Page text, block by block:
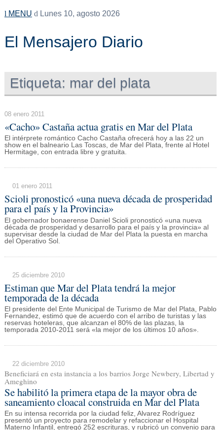
MENU Lunes 10, agosto 2026
El Mensajero Diario
Etiqueta: mar del plata
08 enero 2011
«Cacho» Castaña actua gratis en Mar del Plata
El intérprete romántico Cacho Castaña ofrecerá hoy a las 22 un
show en el balneario Las Toscas, de Mar del Plata, frente al Hotel
Hermitage, con entrada libre y gratuita.
01 enero 2011
Scioli pronosticó «una nueva década de prosperidad
para el país y la Provincia»
El gobernador bonaerense Daniel Scioli pronosticó «una nueva
década de prosperidad y desarrollo para el país y la provincia» al
supervisar desde la ciudad de Mar del Plata la puesta en marcha
del Operativo Sol.
25 diciembre 2010
Estiman que Mar del Plata tendrá la mejor
temporada de la década
El presidente del Ente Municipal de Turismo de Mar del Plata, Pablo
Fernandez, estimó que de acuerdo con el arribo de turistas y las
reservas hoteleras, que alcanzan el 80% de las plazas, la
temporada 2010-2011 será «la mejor de los últimos 10 años».
22 diciembre 2010
Beneficiará en esta instancia a los barrios Jorge Newbery, Libertad y
Ameghino
Se habilitó la primera etapa de la mayor obra de
saneamiento cloacal construida en Mar del Plata
En su intensa recorrida por la ciudad feliz, Alvarez Rodríguez
presentó un proyecto para remodelar y refaccionar el Hospital
Materno Infantil, entregó 252 escrituras, y rubricó un convenio para